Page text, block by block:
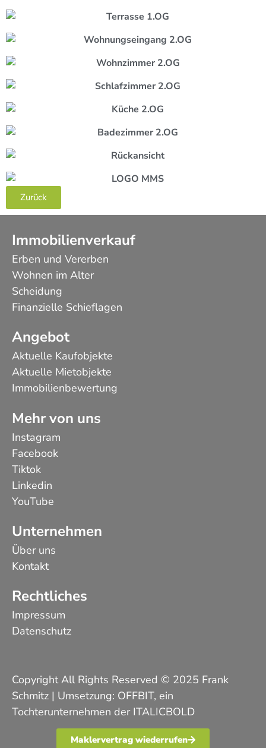
Zurück
Immobilienverkauf
Erben und Vererben
Wohnen im Alter
Scheidung
Finanzielle Schieflagen
Angebot
Aktuelle Kaufobjekte
Aktuelle Mietobjekte
Immobilienbewertung
Mehr von uns
Instagram
Facebook
Tiktok
Linkedin
YouTube
Unternehmen
Über uns
Kontakt
Rechtliches
Impressum
Datenschutz
Copyright All Rights Reserved © 2025 Frank
Schmitz | Umsetzung: OFFBIT, ein
Tochterunternehmen der ITALICBOLD
Maklervertrag wiederrufen